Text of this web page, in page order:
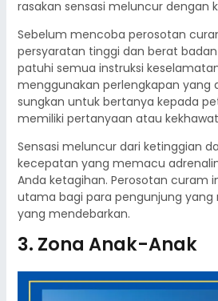
rasakan sensasi meluncur dengan
Sebelum mencoba perosotan
persyaratan tinggi dan berat
patuhi semua instruksi
menggunakan perlengkapan yang
sungkan untuk bertanya kepada
memiliki pertanyaan atau
Sensasi meluncur dari ketinggian
kecepatan yang memacu
Anda ketagihan. Perosotan curam
utama bagi para pengunjung
yang mendebarkan.
3. Zona Anak-Anak